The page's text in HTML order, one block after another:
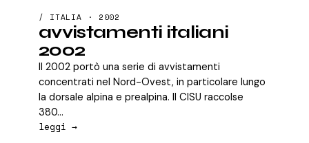
/ ITALIA · 2002
avvistamenti italiani
2002
Il 2002 portò una serie di avvistamenti
concentrati nel Nord-Ovest, in particolare lungo
la dorsale alpina e prealpina. Il CISU raccolse
380...
leggi →